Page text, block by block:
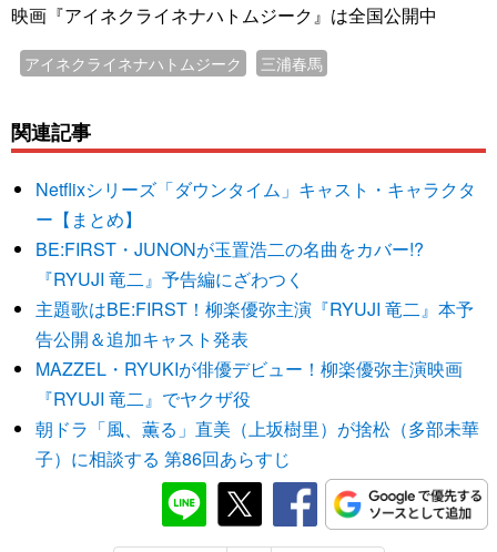
映画『アイネクライネナハトムジーク』は全国公開中
アイネクライネナハトムジーク 三浦春馬
関連記事
Netflixシリーズ「ダウンタイム」キャスト・キャラクタ
ー【まとめ】
BE:FIRST・JUNONが玉置浩二の名曲をカバー!?
『RYUJI 竜二』予告編にざわつく
主題歌はBE:FIRST！柳楽優弥主演『RYUJI 竜二』本予
告公開＆追加キャスト発表
MAZZEL・RYUKIが俳優デビュー！柳楽優弥主演映画
『RYUJI 竜二』でヤクザ役
朝ドラ「風、薫る」直美（上坂樹里）が捨松（多部未華
子）に相談する 第86回あらすじ